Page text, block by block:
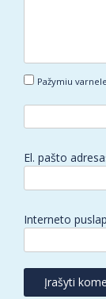
Pažymiu
El. pašto
Interneto